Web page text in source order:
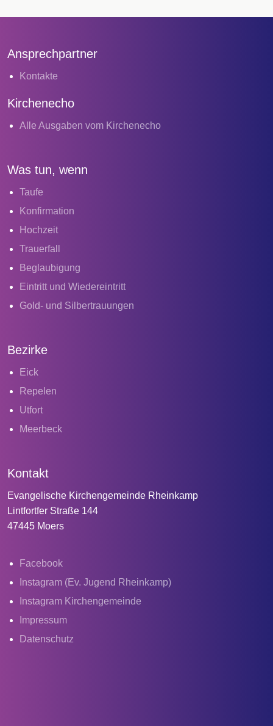
Ansprechpartner
Kontakte
Kirchenecho
Alle Ausgaben vom Kirchenecho
Was tun, wenn
Taufe
Konfirmation
Hochzeit
Trauerfall
Beglaubigung
Eintritt und Wiedereintritt
Gold- und Silbertrauungen
Bezirke
Eick
Repelen
Utfort
Meerbeck
Kontakt
Evangelische Kirchengemeinde Rheinkamp
Lintfortfer Straße 144
47445 Moers
Facebook
Instagram (Ev. Jugend Rheinkamp)
Instagram Kirchengemeinde
Impressum
Datenschutz